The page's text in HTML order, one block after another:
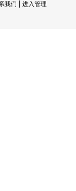
我们 | 进入管理